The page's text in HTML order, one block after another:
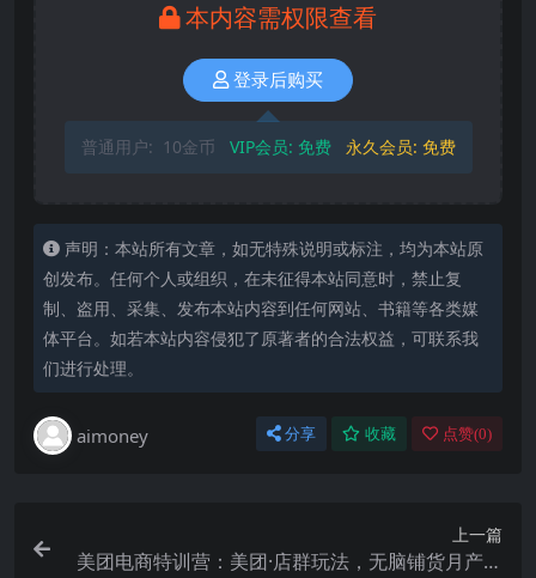
本内容需权限查看
登录后购买
普通用户: 10金币 VIP会员: 免费 永久会员: 免费
声明：本站所有文章，如无特殊说明或标注，均为本站原
创发布。任何个人或组织，在未征得本站同意时，禁止复
制、盗用、采集、发布本站内容到任何网站、书籍等各类媒
体平台。如若本站内容侵犯了原著者的合法权益，可联系我
们进行处理。
aimoney 分享 收藏 点赞(0)
上一篇
美团电商特训营：美团·店群玩法，无脑铺货月产出